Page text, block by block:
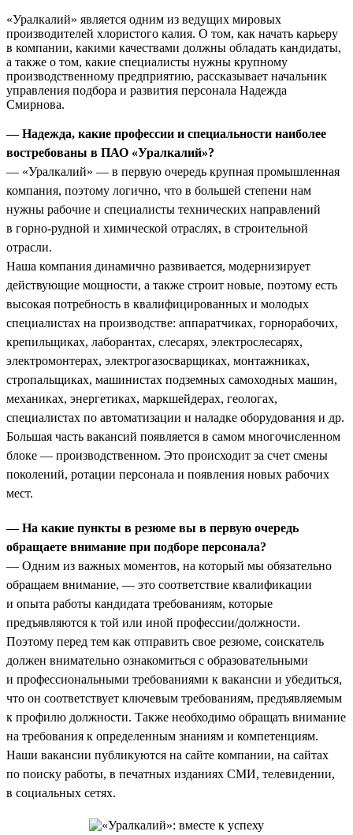
«Уралкалий» является одним из ведущих мировых
производителей хлористого калия. О том, как начать карьеру
в компании, какими качествами должны обладать кандидаты,
а также о том, какие специалисты нужны крупному
производственному предприятию, рассказывает начальник
управления подбора и развития персонала Надежда
Смирнова.
— Надежда, какие профессии и специальности наиболее
востребованы в ПАО «Уралкалий»?
— «Уралкалий» — в первую очередь крупная промышленная
компания, поэтому логично, что в большей степени нам
нужны рабочие и специалисты технических направлений
в горно-рудной и химической отраслях, в строительной
отрасли.
Наша компания динамично развивается, модернизирует
действующие мощности, а также строит новые, поэтому есть
высокая потребность в квалифицированных и молодых
специалистах на производстве: аппаратчиках, горнорабочих,
крепильщиках, лаборантах, слесарях, электрослесарях,
электромонтерах, электрогазосварщиках, монтажниках,
стропальщиках, машинистах подземных самоходных машин,
механиках, энергетиках, маркшейдерах, геологах,
специалистах по автоматизации и наладке оборудования и др.
Большая часть вакансий появляется в самом многочисленном
блоке — производственном. Это происходит за счет смены
поколений, ротации персонала и появления новых рабочих
мест.
— На какие пункты в резюме вы в первую очередь
обращаете внимание при подборе персонала?
— Одним из важных моментов, на который мы обязательно
обращаем внимание, — это соответствие квалификации
и опыта работы кандидата требованиям, которые
предъявляются к той или иной профессии/должности.
Поэтому перед тем как отправить свое резюме, соискатель
должен внимательно ознакомиться с образовательными
и профессиональными требованиями к вакансии и убедиться,
что он соответствует ключевым требованиям, предъявляемым
к профилю должности. Также необходимо обращать внимание
на требования к определенным знаниям и компетенциям.
Наши вакансии публикуются на сайте компании, на сайтах
по поиску работы, в печатных изданиях СМИ, телевидении,
в социальных сетях.